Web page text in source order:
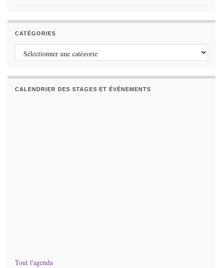
CATÉGORIES
Catégories
CALENDRIER DES STAGES ET ÉVÉNEMENTS
Tout l'agenda